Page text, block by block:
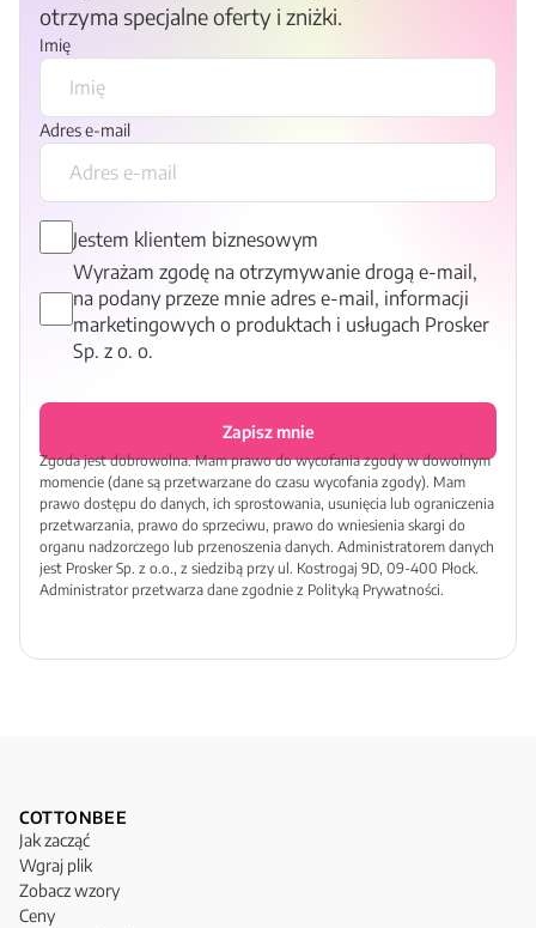
otrzyma specjalne oferty i zniżki.
Imię
Adres e-mail
Jestem klientem biznesowym
Wyrażam zgodę na otrzymywanie drogą e-mail,
na podany przeze mnie adres e-mail, informacji
marketingowych o produktach i usługach Prosker
Sp. z o. o.
Zapisz mnie
Zgoda jest dobrowolna. Mam prawo do wycofania zgody w dowolnym
momencie (dane są przetwarzane do czasu wycofania zgody). Mam
prawo dostępu do danych, ich sprostowania, usunięcia lub ograniczenia
przetwarzania, prawo do sprzeciwu, prawo do wniesienia skargi do
organu nadzorczego lub przenoszenia danych. Administratorem danych
jest Prosker Sp. z o.o., z siedzibą przy ul. Kostrogaj 9D, 09-400 Płock.
Administrator przetwarza dane zgodnie z Polityką Prywatności.
COTTONBEE
Jak zacząć
Wgraj plik
Zobacz wzory
Ceny